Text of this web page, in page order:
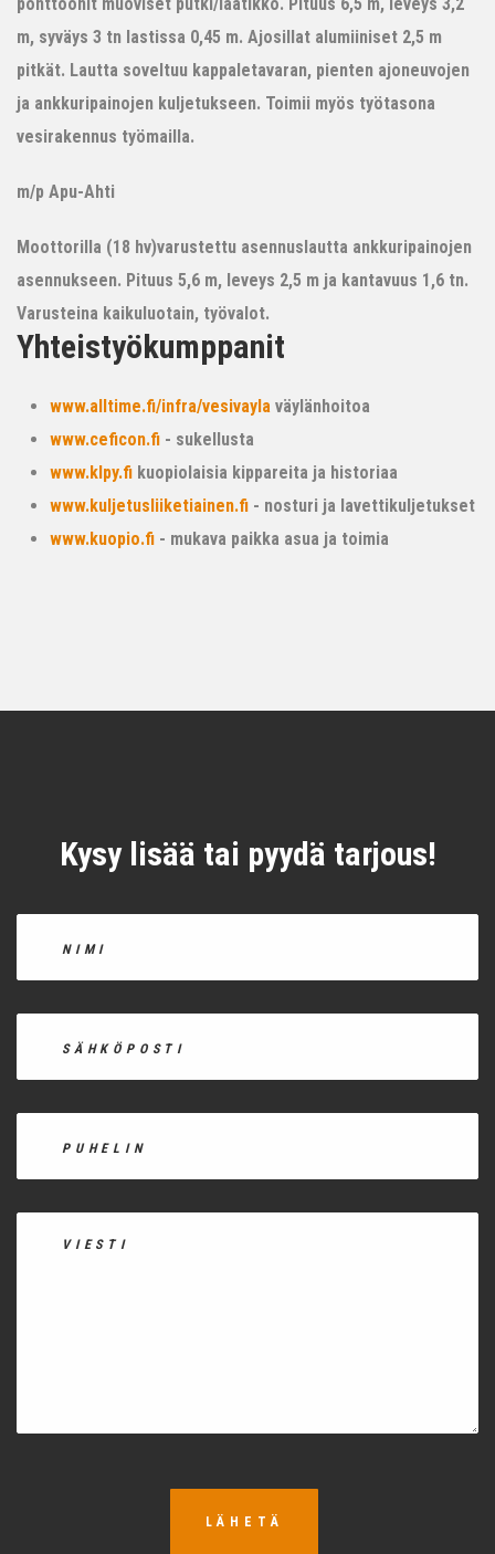
ponttoonit muoviset putki/laatikko. Pituus 6,5 m, leveys 3,2
m, syväys 3 tn lastissa 0,45 m. Ajosillat alumiiniset 2,5 m
pitkät. Lautta soveltuu kappaletavaran, pienten ajoneuvojen
ja ankkuripainojen kuljetukseen. Toimii myös työtasona
vesirakennus työmailla.
m/p Apu-Ahti
Moottorilla (18 hv)varustettu asennuslautta ankkuripainojen
asennukseen. Pituus 5,6 m, leveys 2,5 m ja kantavuus 1,6 tn.
Varusteina kaikuluotain, työvalot.
Yhteistyökumppanit
www.alltime.fi/infra/vesivayla väylänhoitoa
www.ceficon.fi - sukellusta
www.klpy.fi kuopiolaisia kippareita ja historiaa
www.kuljetusliiketiainen.fi - nosturi ja lavettikuljetukset
www.kuopio.fi - mukava paikka asua ja toimia
Kysy lisää tai pyydä tarjous!
LÄHETÄ